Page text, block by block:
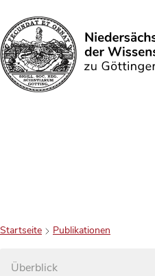
Suchen
Startseite Publikationen
Überblick